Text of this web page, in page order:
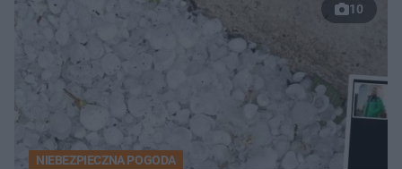
10
NIEBEZPIECZNA POGODA